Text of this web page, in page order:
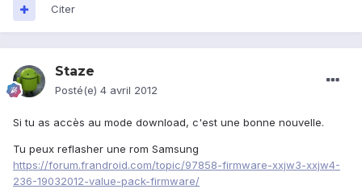
Citer
Staze
Posté(e) 4 avril 2012
Si tu as accès au mode download, c'est une bonne nouvelle.
Tu peux reflasher une rom Samsung
https://forum.frandroid.com/topic/97858-firmware-xxjw3-xxjw4-
236-19032012-value-pack-firmware/